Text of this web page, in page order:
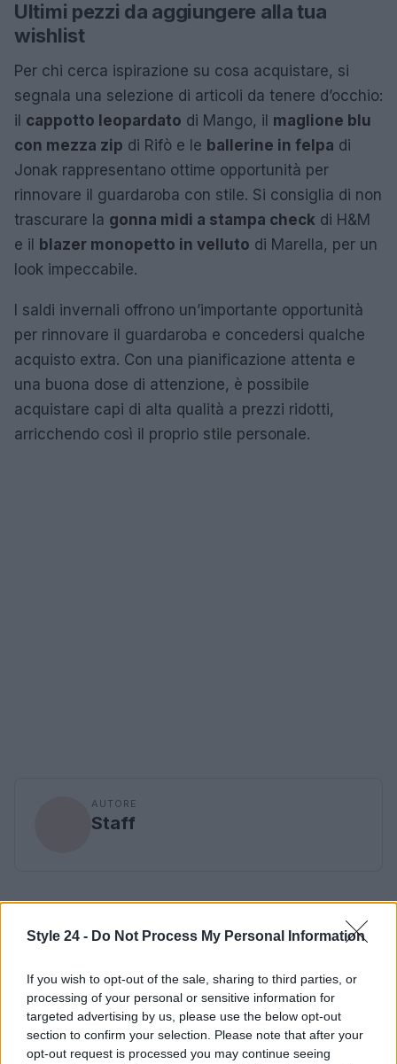
Style 24 - Do Not Process My Personal Information
If you wish to opt-out of the sale, sharing to third parties, or
processing of your personal or sensitive information for
targeted advertising by us, please use the below opt-out
section to confirm your selection. Please note that after your
opt-out request is processed you may continue seeing
Ultimi pezzi da aggiungere alla tua
wishlist
Per chi cerca ispirazione su cosa acquistare, si
segnala una selezione di articoli da tenere d’occhio:
il cappotto leopardato di Mango, il maglione blu
con mezza zip di Rifò e le ballerine in felpa di
Jonak rappresentano ottime opportunità per
rinnovare il guardaroba con stile. Si consiglia di non
trascurare la gonna midi a stampa check di H&M
e il blazer monopetto in velluto di Marella, per un
look impeccabile.
I saldi invernali offrono un’importante opportunità
per rinnovare il guardaroba e concedersi qualche
acquisto extra. Con una pianificazione attenta e
una buona dose di attenzione, è possibile
acquistare capi di alta qualità a prezzi ridotti,
arricchendo così il proprio stile personale.
AUTORE
Staff